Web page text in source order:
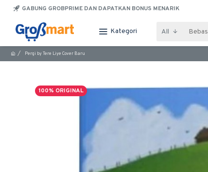
GABUNG GROBPRIME DAN DAPATKAN BONUS MENARIK
Kategori All
Pergi by Tere Liye Cover Baru
100% ORIGINAL